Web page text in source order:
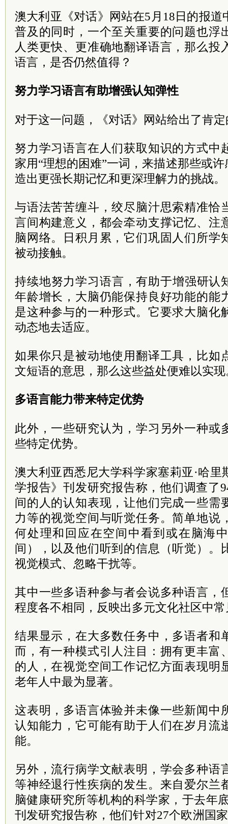
澳大利亚《对话》网站在5月18日的报
普及的同时，一个至关重要的问题也浮
人类更快、更准确地翻译语言，那么投
语言，是否仍然值得？
努力学习语言有助增强认知弹性
对于这一问题，《对话》网站给出了肯
努力学习语言在人们获取知识的方式中
家用“理想的困难”一词，来描述那些或
造出更强长期记忆和更深理解力的挑战。
与语法苦苦缠斗，绞尽脑汁思索精准恰
言间构建意义，都会牵动支撑记忆、注
脑网络。日积月累，它们巩固人们所学
被动接触。
持续地努力学习语言，有助于增强研
年龄增长，大脑仍能保持良好功能的能
是这种参与的一种形式。它要求大脑化
动态地去适应。
如果你只是被动地使用翻译工具，比如
文短语的意思，那么这些益处便难以实现
多语言能力带来特定优势
此外，一些研究认为，学习另外一种或
些特定优势。
澳大利亚西悉尼大学科学家塞莉亚·哈里
学报告》刊发研究报告称，他们调查了
间的人的认知表现，让他们完成一些需
力等的视觉空间与听觉任务。简单地说
何处理和回应在空间中看到或在脑海
间），以及他们听到的信息（听觉）。
视觉模式、忽略干扰等。
其中一些多语种参与者会说多种语言，
程度各不相同，反映出多元文化社区中
结果显示，在大多数任务中，多语者和
而，有一种模式引人注目：拥有更丰富
的人，在视觉空间工作记忆方面表现明
老年人中最为显著。
这表明，多语言体验并未像一些新闻中
认知能力，它可能有助于人们在岁月流
能。
另外，流行病学文献表明，学会多种语
等神经退行性疾病的发生。来自爱尔兰
脑健康研究所等机构的科学家，于去年
刊发研究报告称，他们针对27个欧洲国